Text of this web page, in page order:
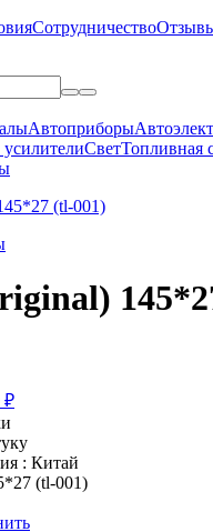
Сотрудничество
Автоприборы
СветТопливная
₽
: Китай
(tl-001)